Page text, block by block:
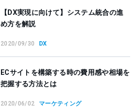
【DX実現に向けて】システム統合の進
め方を解説
2020/09/30 DX
ECサイトを構築する時の費用感や相場を
把握する方法とは
2020/06/02 マーケティング